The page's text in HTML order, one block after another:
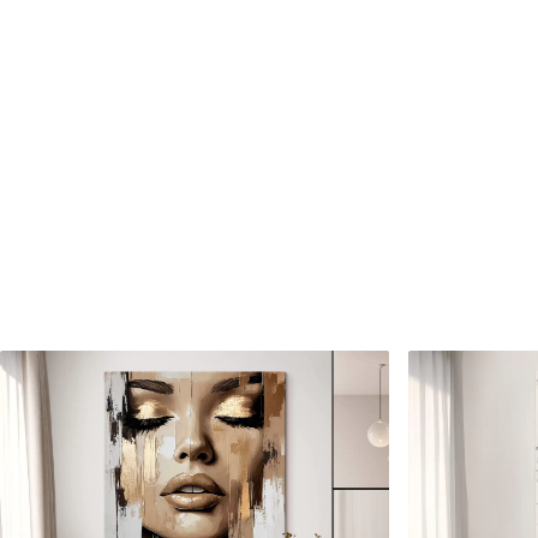
✓
Biztonságos, szagtalan tinta
Vászonhatású felület
Környezetbarát anyag
✓
Biztonságos,
✓Vászonhatású felület
✗Környezetbarát anyag